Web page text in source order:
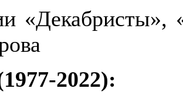
«Декабристы»,
2022):